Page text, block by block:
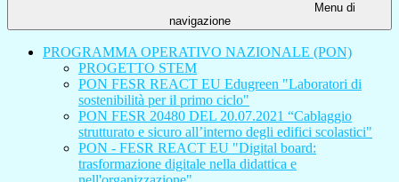
Menu di
navigazione
PROGRAMMA OPERATIVO NAZIONALE (PON)
PROGETTO STEM
PON FESR REACT EU Edugreen "Laboratori di
sostenibilità per il primo ciclo"
PON FESR 20480 DEL 20.07.2021 “Cablaggio
strutturato e sicuro all’interno degli edifici scolastici"
PON - FESR REACT EU "Digital board:
trasformazione digitale nella didattica e